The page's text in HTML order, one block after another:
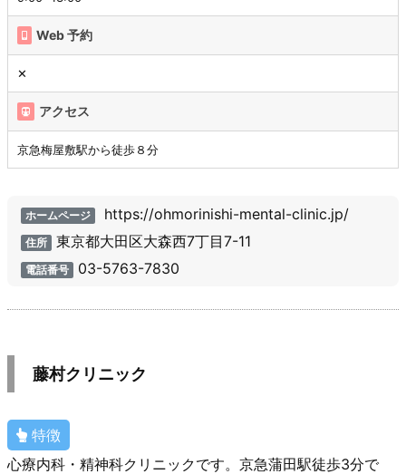
Web 予約
✕
アクセス
京急梅屋敷駅から徒歩８分
ホームページ https://ohmorinishi-mental-clinic.jp/
住所 東京都大田区大森西7丁目7-11
電話番号 03-5763-7830
藤村クリニック
特徴
心療内科・精神科クリニックです。京急蒲田駅徒歩3分で